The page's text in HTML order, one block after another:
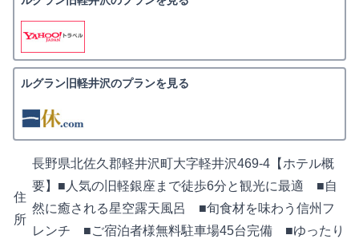
ルグラン旧軽井沢のプランを見る
住
所
長野県北佐久郡軽井沢町大字軽井沢469-4【ホテル概
要】■人気の旧軽銀座まで徒歩6分と観光に最適 ■自
然に癒される星空露天風呂 ■旬食材を味わう信州フ
レンチ ■ご宿泊者様無料駐車場45台完備 ■ゆったり